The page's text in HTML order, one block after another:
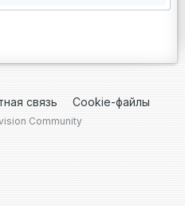
связь Cookie-файлы
Community